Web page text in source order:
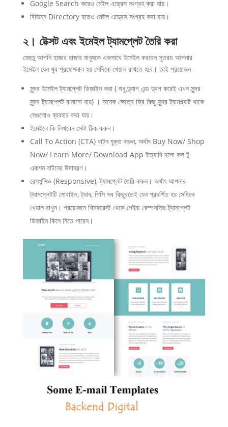
Google Search করেও মেইল এড্রেস সংগ্রহ করা যায়।
বিভিন্ন Directory হতেও মেইল এড্রেস সংগ্রহ করা যায়।
২। টেক্সট এবং ইমেইল ট্যামপ্লেট তৈরি করা
যেহুতু আপনি হাজার হাজার মানুষকে একসাথে ইমেইল করবেন সুতরাং আপনার
ইমেইল যেন খুব প্রফেশনাল হয় সেদিকে খেয়াল রাখতে হবে। তাই প্রয়োজন-
সুন্দর ইমেইল ট্যামপ্লেট ডিজাইন করা ( শুধু ড্র্যাগ এন্ড ড্রপ করেই এখন সুন্দর
সুন্দর ট্যামপ্লেট বানানো যায়) । অনেক ক্ষেত্রে ফ্রি কিছু সুন্দর ট্যামপ্ল্যাট থাকে
সেগুলোও ব্যবহার করা যায়।
ইমেইলে কি লিখবেন সেটা ঠিক করুন।
Call To Action (CTA) বাটন যুক্ত করুন, অর্থাৎ Buy Now/ Shop
Now/ Learn More/ Download App ইত্যাদি হলো কল টু
একশন বাটনের উদাহরণ।
রেসপন্সিভ (Responsive), ট্যামপ্লেট তৈরি করুন। অর্থাৎ আপনার
ট্যামপ্লেটটি মোবাইল, ট্যাব, পিসি সব কিছুরতেই যেন প্রদর্শিত হয় সেদিকে
খেয়াল রাখুন। প্রয়োজনে থিমফরেস্ট থেকে পেইড রেস্পনসিভ ট্যামপ্লেট
ডিজাইন কিনে নিতে পারেন।